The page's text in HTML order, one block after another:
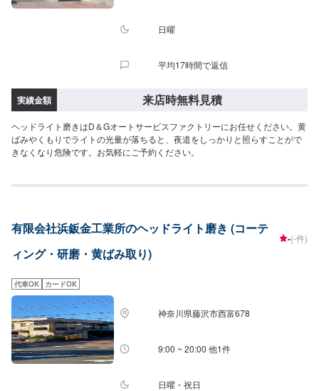
日曜
平均17時間で返信
実績金額 来店時無料見積
ヘッドライト磨きはD＆Gオートサービスファクトリーにお任せください。黄
ばみやくもりでライトの光量が落ちると、夜道をしっかりと照らすことがで
きなくなり危険です。お気軽にご予約ください。
有限会社浜鈑金工業所のヘッドライト磨き (コーテ
ィング・研磨・黄ばみ取り)
-(-件)
代車OK カードOK
神奈川県藤沢市西富678
9:00 ~ 20:00 他1件
日曜・祝日